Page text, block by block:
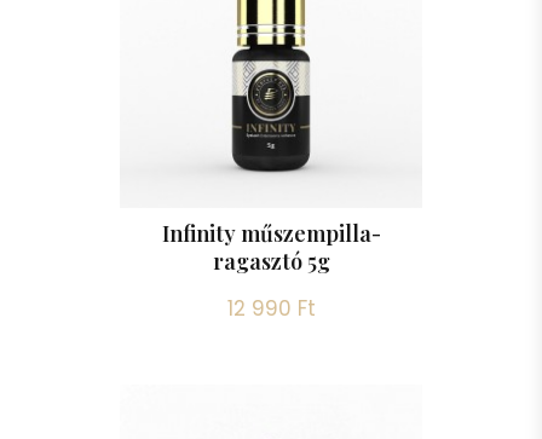
Infinity műszempilla-
ragasztó 5g
12 990 Ft